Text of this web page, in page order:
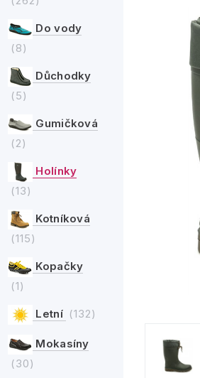
Do vody
(8)
Důchodky
(5)
Gumičková
(2)
Holínky
(13)
Kotníková
(115)
Kopačky
(1)
Letní (132)
Mokasíny
(30)